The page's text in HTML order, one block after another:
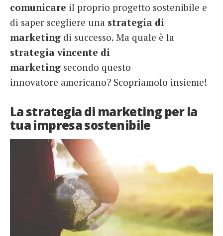
comunicare il proprio progetto sostenibile e
di saper scegliere una strategia di
marketing di successo. Ma quale è la
strategia vincente di
marketing secondo questo
innovatore americano? Scopriamolo insieme!
La strategia di marketing per la
tua impresa sostenibile